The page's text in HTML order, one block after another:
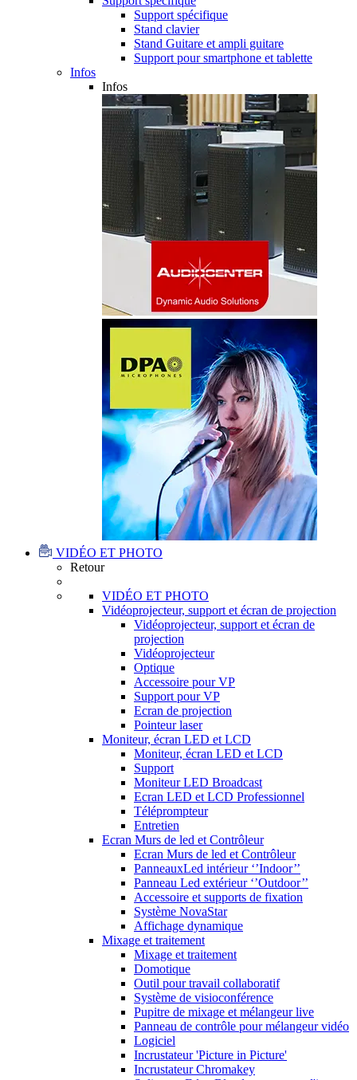
Support spécifique
Stand clavier
Stand Guitare et ampli guitare
Support pour smartphone et tablette
Infos
Infos
VIDÉO ET PHOTO
Retour
VIDÉO ET PHOTO
Vidéoprojecteur, support et écran de projection
Vidéoprojecteur, support et écran de
projection
Vidéoprojecteur
Optique
Accessoire pour VP
Support pour VP
Ecran de projection
Pointeur laser
Moniteur, écran LED et LCD
Moniteur, écran LED et LCD
Support
Moniteur LED Broadcast
Ecran LED et LCD Professionnel
Téléprompteur
Entretien
Ecran Murs de led et Contrôleur
Ecran Murs de led et Contrôleur
PanneauxLed intérieur ‘’Indoor’’
Panneau Led extérieur ‘’Outdoor’’
Accessoire et supports de fixation
Système NovaStar
Affichage dynamique
Mixage et traitement
Mixage et traitement
Domotique
Outil pour travail collaboratif
Système de visioconférence
Pupitre de mixage et mélangeur live
Panneau de contrôle pour mélangeur vidéo
Logiciel
Incrustateur 'Picture in Picture'
Incrustateur Chromakey